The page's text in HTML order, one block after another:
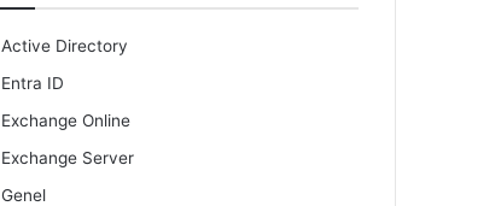
Active Directory
Entra ID
Exchange Online
Exchange Server
Genel